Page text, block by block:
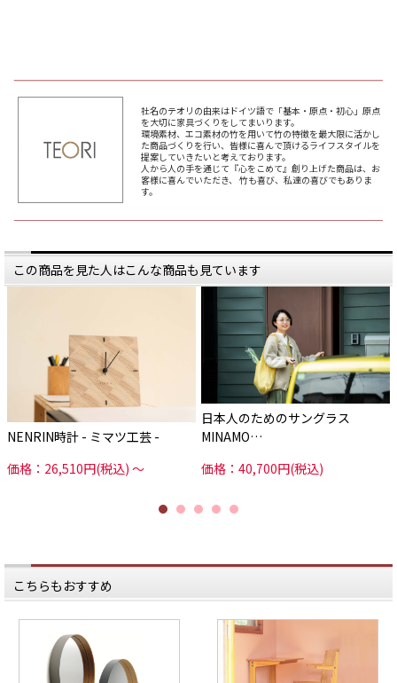
社名のテオリの由来はドイツ語で「基本・原点・初心」原点
を大切に家具づくりをしてまいります。
環境素材、エコ素材の竹を用いて竹の特徴を最大限に活かし
た商品づくりを行い、皆様に喜んで頂けるライフスタイルを
提案していきたいと考えております。
人から人の手を通じて『心をこめて』創り上げた商品は、お
客様に喜んでいただき、 竹も喜び、私達の喜びでもありま
す。
この商品を見た人はこんな商品も見ています
NENRIN時計 - ミマツ工芸 -
価格：26,510円(税込)～
日本人のためのサングラス
MINAMO…
価格：40,700円(税込)
こちらもおすすめ